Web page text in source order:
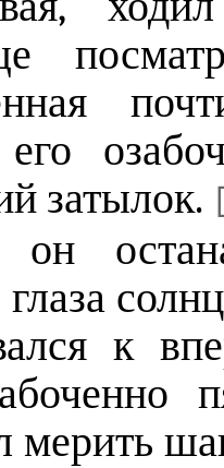
затылок.
он
к
мерить